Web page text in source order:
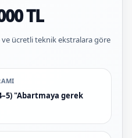
TL
ücretli teknik ekstralara göre
"Abartmaya gerek